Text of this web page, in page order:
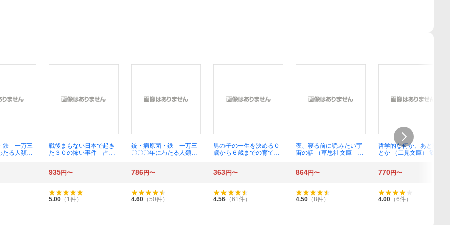
鉄 一万三
たる人類史
戦後まもない日本で起き
た３０の怖い事件 占領
ション編集部／編著
銃・病原菌・鉄 一万三
〇〇〇年にわたる人類史
ド・ダイアモンド／著
男の子の一生を決める０
歳から６歳までの育て方
夜、寝る前に読みたい宇
宙の話 （草思社文庫 の
哲学的な何か、あと科学
とか （二見文庫） 飲茶／
935円〜 786円〜 363円〜 864円〜 770円〜
5.00 （ 1件） 4.60 （50件） 4.56 （61件） 4.50 （8件） 4.00 （6件）